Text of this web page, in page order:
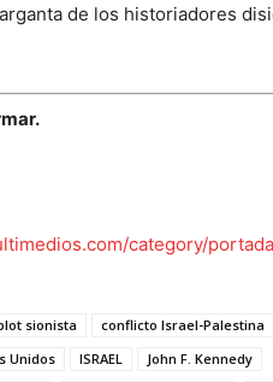
de los historiadores
category/portada
sionista
conflicto Israel-Palestina
Unidos ISRAEL
John F. Kennedy